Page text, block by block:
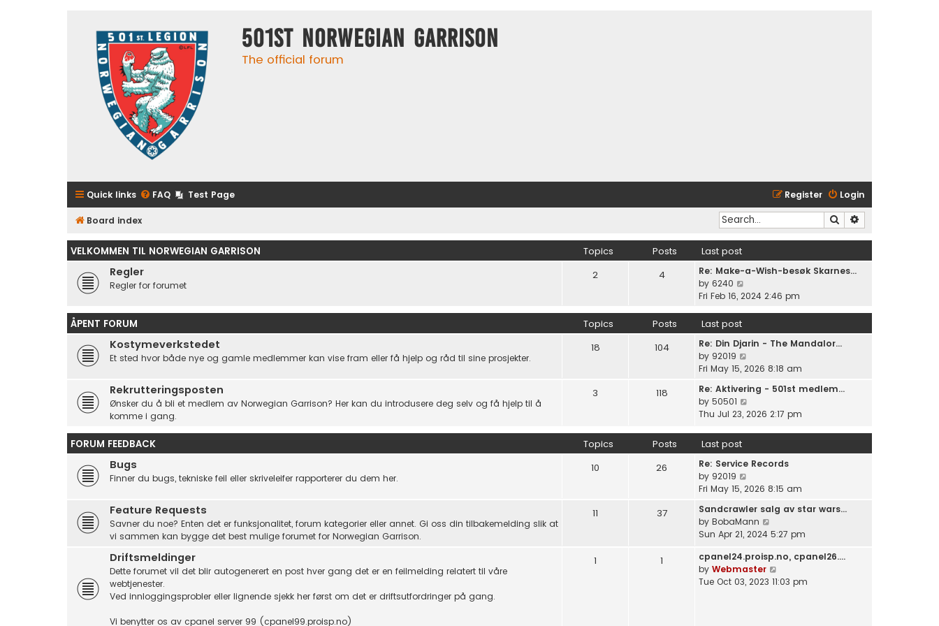
501st Norwegian Garrison
The official forum
Quick links FAQ Test Page Login
Register
Board index Search
VELKOMMEN TIL NORWEGIAN GARRISON Topics Posts Last post
Regler
Regler for forumet
2 4
Re: Make-a-Wish-besøk Skarnes…
by 6240
i
t
h
e
l
a
t
e
s
t
s
t
Fri Feb 16, 2024 2:46 pm
ÅPENT FORUM Topics Posts Last post
Kostymeverkstedet
Et sted hvor både nye og gamle medlemmer kan vise fram eller få hjelp og råd til sine prosjekter.
18 104
Re: Din Djarin - The Mandalor…
by 92019
i
w
h
e
a
t
s
t
p
o
t
Fri May 15, 2026 8:18 am
Rekrutteringsposten
Ønsker du å bli et medlem av Norwegian Garrison? Her kan du introdusere deg selv og få hjelp til å
komme i gang.
3 118
Re: Aktivering - 501st medlem…
by 50501
i
t
h
l
t
e
s
o
Thu Jul 23, 2026 2:17 pm
FORUM FEEDBACK Topics Posts Last post
Bugs
Finner du bugs, tekniske feil eller skriveleifer rapporterer du dem her.
10 26
Re: Service Records
by 92019
i
w
t
h
l
a
t
Fri May 15, 2026 8:15 am
Feature Requests
Savner du noe? Enten det er funksjonalitet, forum kategorier eller annet. Gi oss din tilbakemelding slik at
vi sammen kan bygge det best mulige forumet for Norwegian Garrison.
11 37
Sandcrawler salg av star wars…
by BobaMann
i
w
t
h
Sun Apr 21, 2024 5:27 pm
Driftsmeldinger
Dette forumet vil det blir autogenerert en post hver gang det er en feilmelding relatert til våre
webtjenester.
Ved innloggingsprobler eller lignende sjekk her først om det er driftsutfordringer på gang.
Vi benytter os av cpanel server 99 (cpanel99.proisp.no)
1 1
cpanel24.proisp.no, cpanel26.…
by Webmaster
i
Tue Oct 03, 2023 11:03 pm